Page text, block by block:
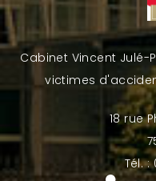
Cabinet Vincent Julé-
victimes
18 rue
Tél. :